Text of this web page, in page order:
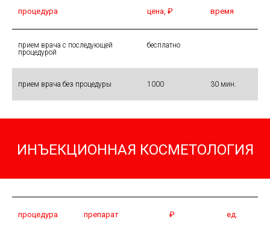
процедура цена, ₽ время
прием врача с последующей
процедурой
бесплатно
прием врача без процедуры 1000 30 мин.
ИНЪЕКЦИОННАЯ КОСМЕТОЛОГИЯ
процедура препарат ₽ ед.